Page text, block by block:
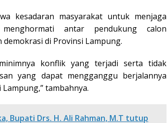
kesadaran masyarakat untuk menjaga
antar pendukung calon
demokrasi di Provinsi Lampung.
konflik yang terjadi serta tidak
yang dapat mengganggu berjalannya
tambahnya.
Bupati Drs. H. Ali Rahman, M.T tutup